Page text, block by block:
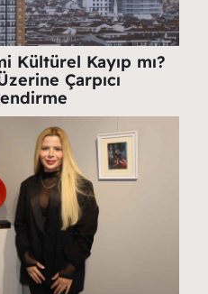
Kültürel Kayıp mı?
Çarpıcı